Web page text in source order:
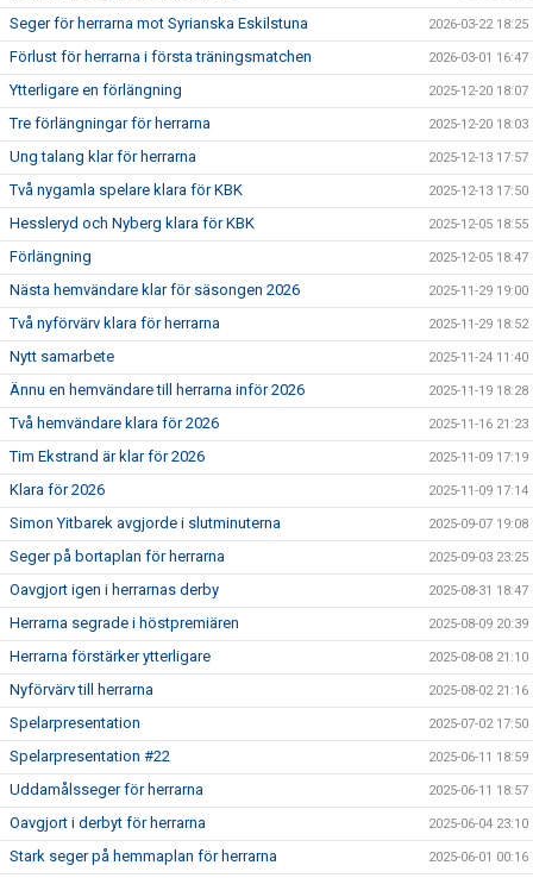
Seger för herrarna mot Syrianska Eskilstuna 2026-03-22 18:25
Förlust för herrarna i första träningsmatchen 2026-03-01 16:47
Ytterligare en förlängning 2025-12-20 18:07
Tre förlängningar för herrarna 2025-12-20 18:03
Ung talang klar för herrarna 2025-12-13 17:57
Två nygamla spelare klara för KBK 2025-12-13 17:50
Hessleryd och Nyberg klara för KBK 2025-12-05 18:55
Förlängning 2025-12-05 18:47
Nästa hemvändare klar för säsongen 2026 2025-11-29 19:00
Två nyförvärv klara för herrarna 2025-11-29 18:52
Nytt samarbete 2025-11-24 11:40
Ännu en hemvändare till herrarna inför 2026 2025-11-19 18:28
Två hemvändare klara för 2026 2025-11-16 21:23
Tim Ekstrand är klar för 2026 2025-11-09 17:19
Klara för 2026 2025-11-09 17:14
Simon Yitbarek avgjorde i slutminuterna 2025-09-07 19:08
Seger på bortaplan för herrarna 2025-09-03 23:25
Oavgjort igen i herrarnas derby 2025-08-31 18:47
Herrarna segrade i höstpremiären 2025-08-09 20:39
Herrarna förstärker ytterligare 2025-08-08 21:10
Nyförvärv till herrarna 2025-08-02 21:16
Spelarpresentation 2025-07-02 17:50
Spelarpresentation #22 2025-06-11 18:59
Uddamålsseger för herrarna 2025-06-11 18:57
Oavgjort i derbyt för herrarna 2025-06-04 23:10
Stark seger på hemmaplan för herrarna 2025-06-01 00:16